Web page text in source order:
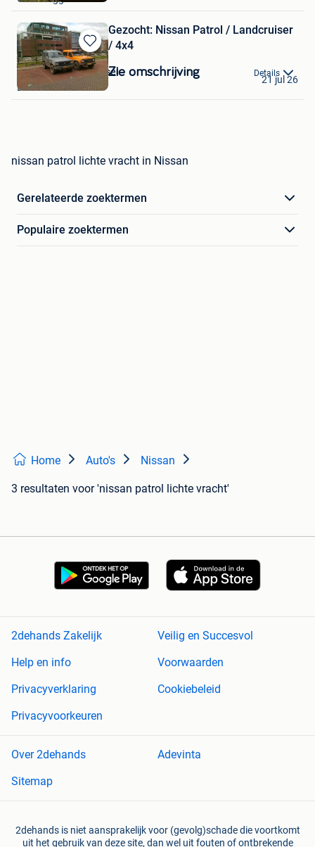
Favorieten
Bewaren
in
Mijn
Favorieten
Gezocht: Nissan Patrol / Landcruiser
/ 4x4
Zie omschrijving Details
Bedrijfswagens Kessel
Bree
21 jul 26
nissan patrol lichte vracht in Nissan
Gerelateerde zoektermen
Populaire zoektermen
Home Auto's Nissan
3 resultaten voor 'nissan patrol lichte vracht'
2dehands Zakelijk
Veilig en Succesvol
Help en info
Voorwaarden
Privacyverklaring
Cookiebeleid
Privacyvoorkeuren
Over 2dehands
Adevinta
Sitemap
2dehands is niet aansprakelijk voor (gevolg)schade die voortkomt
uit het gebruik van deze site, dan wel uit fouten of ontbrekende